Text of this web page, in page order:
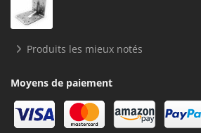
Produits les mieux notés
Moyens de paiement